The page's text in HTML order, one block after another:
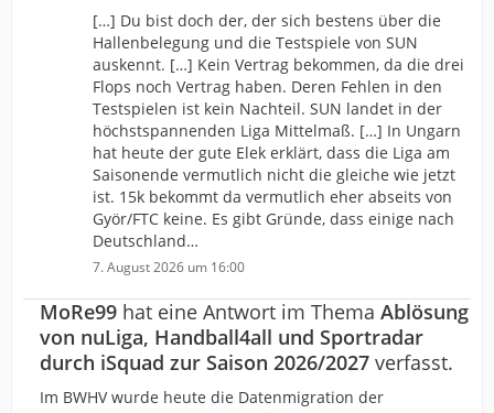
[…] Du bist doch der, der sich bestens über die
Hallenbelegung und die Testspiele von SUN
auskennt. […] Kein Vertrag bekommen, da die drei
Flops noch Vertrag haben. Deren Fehlen in den
Testspielen ist kein Nachteil. SUN landet in der
höchstspannenden Liga Mittelmaß. […] In Ungarn
hat heute der gute Elek erklärt, dass die Liga am
Saisonende vermutlich nicht die gleiche wie jetzt
ist. 15k bekommt da vermutlich eher abseits von
Györ/FTC keine. Es gibt Gründe, dass einige nach
Deutschland…
7. August 2026 um 16:00
MoRe99 hat eine Antwort im Thema Ablösung
von nuLiga, Handball4all und Sportradar
durch iSquad zur Saison 2026/2027 verfasst.
Im BWHV wurde heute die Datenmigration der